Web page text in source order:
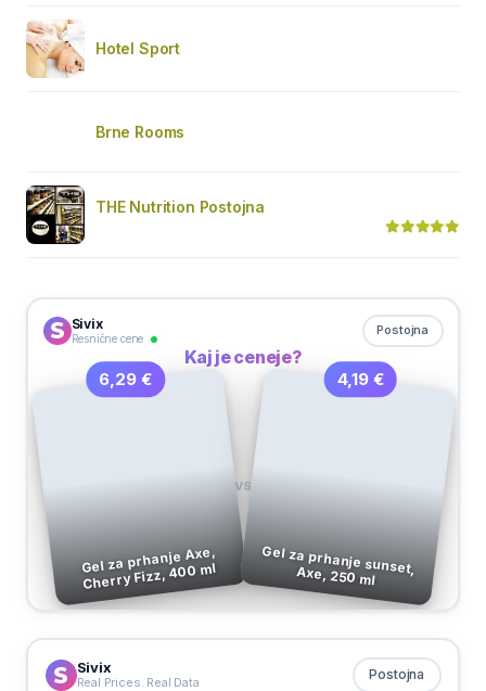
Hotel Sport
Brne Rooms
THE Nutrition Postojna
Sivix
Resnične cene
Postojna
Kaj je ceneje?
6,29 €
Gel za prhanje Axe,
Cherry Fizz, 400 ml
VS
4,19 €
Gel za prhanje sunset, Axe, 250 ml
Sivix
Real Prices. Real Data Postojna